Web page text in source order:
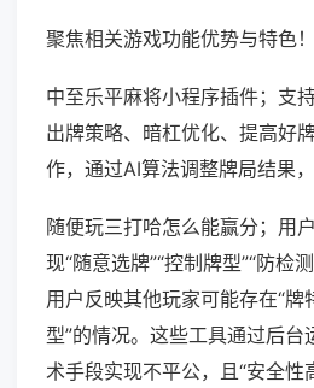
聚焦相关游戏功能优势与特色！
中至乐平麻将小程序插件；支
出牌策略、暗杠优化、提高好
作，通过AI算法调整牌局结果，
随便玩三打哈怎么能赢分；用
现“随意选牌”“控制牌型”“防检
用户反映其他玩家可能存在“牌
型”的情况。这些工具通过后台
术手段实现不平公，且“安全性